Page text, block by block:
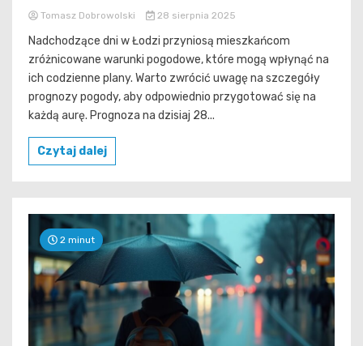
Tomasz Dobrowolski 28 sierpnia 2025
Nadchodzące dni w Łodzi przyniosą mieszkańcom
zróżnicowane warunki pogodowe, które mogą wpłynąć na
ich codzienne plany. Warto zwrócić uwagę na szczegóły
prognozy pogody, aby odpowiednio przygotować się na
każdą aurę. Prognoza na dzisiaj 28...
Czytaj dalej
2 minut